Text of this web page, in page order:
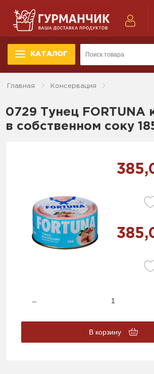
КАТАЛОГ
Главная Консервация
0729 Тунец FORTUNA
в собственном соку
В корзину